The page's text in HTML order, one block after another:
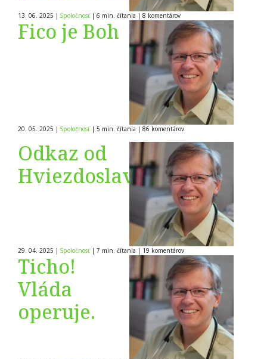
13. 06. 2025 | Spoločnosť | 6 min. čítania | 8 komentárov
Fico je Boh
20. 05. 2025 | Spoločnosť | 5 min. čítania | 86 komentárov
Odkaz od
Hviezdoslava
29. 04. 2025 | Spoločnosť | 7 min. čítania | 19 komentárov
Ticho!
Vláda
operuje.